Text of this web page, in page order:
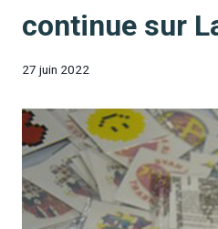
continue sur
27 juin 2022